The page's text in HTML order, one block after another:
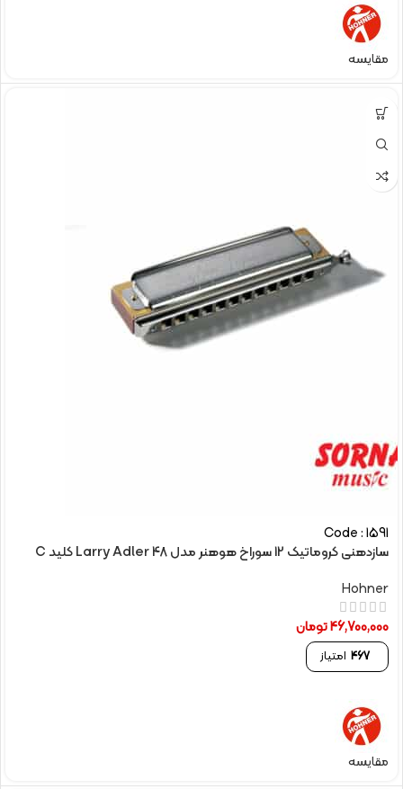
مقایسه
Code : 1591
سازدهنی کروماتیک 12 سوراخ هوهنر مدل Larry Adler 48 کلید C
Hohner
46,700,000تومان
467 امتیاز
مقایسه